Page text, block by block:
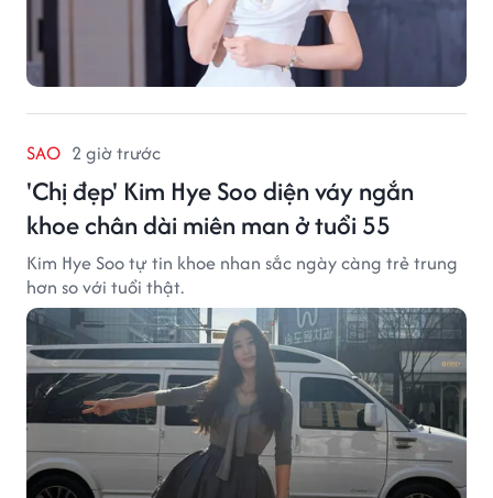
SAO 2 giờ trước
'Chị đẹp' Kim Hye Soo diện váy ngắn
khoe chân dài miên man ở tuổi 55
Kim Hye Soo tự tin khoe nhan sắc ngày càng trẻ trung
hơn so với tuổi thật.